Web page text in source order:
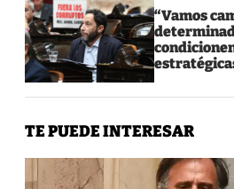
“Vamos
TE PUEDE INTERESAR